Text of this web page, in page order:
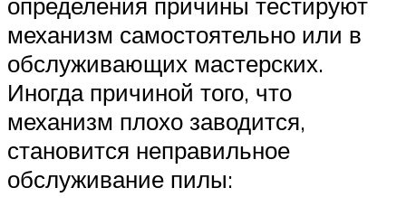
определения причины тестируют
механизм самостоятельно или в
обслуживающих мастерских.
Иногда причиной того, что
механизм плохо заводится,
становится неправильное
обслуживание пилы: